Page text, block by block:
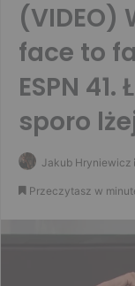
(VIDEO)
face to
ESPN
sporo
Jakub Hryniewicz
Przeczytasz w